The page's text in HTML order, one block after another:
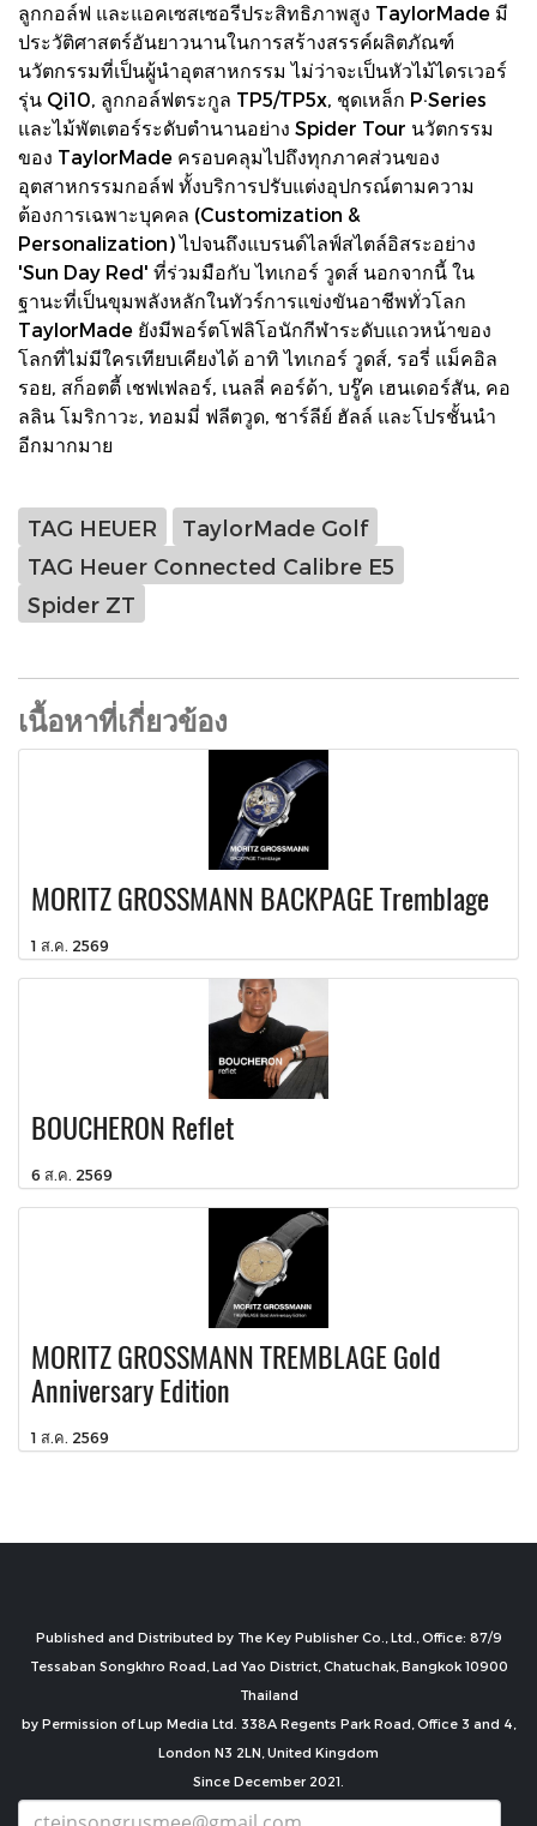
ลูกกอล์ฟ และแอคเซสเซอรีประสิทธิภาพสูง TaylorMade มี
ประวัติศาสตร์อันยาวนานในการสร้างสรรค์ผลิตภัณฑ์
นวัตกรรมที่เป็นผู้นำอุตสาหกรรม ไม่ว่าจะเป็นหัวไม้ไดรเวอร์
รุ่น Qi10, ลูกกอล์ฟตระกูล TP5/TP5x, ชุดเหล็ก P·Series
และไม้พัตเตอร์ระดับตำนานอย่าง Spider Tour นวัตกรรม
ของ TaylorMade ครอบคลุมไปถึงทุกภาคส่วนของ
อุตสาหกรรมกอล์ฟ ทั้งบริการปรับแต่งอุปกรณ์ตามความ
ต้องการเฉพาะบุคคล (Customization &
Personalization) ไปจนถึงแบรนด์ไลฟ์สไตล์อิสระอย่าง
'Sun Day Red' ที่ร่วมมือกับ ไทเกอร์ วูดส์ นอกจากนี้ ใน
ฐานะที่เป็นขุมพลังหลักในทัวร์การแข่งขันอาชีพทั่วโลก
TaylorMade ยังมีพอร์ตโฟลิโอนักกีฬาระดับแถวหน้าของ
โลกที่ไม่มีใครเทียบเคียงได้ อาทิ ไทเกอร์ วูดส์, รอรี่ แม็คอิล
รอย, สก็อตตี้ เชฟเฟลอร์, เนลลี่ คอร์ด้า, บรู๊ค เฮนเดอร์สัน, คอ
ลลิน โมริกาวะ, ทอมมี่ ฟลีตวูด, ชาร์ลีย์ ฮัลล์ และโปรชั้นนำ
อีกมากมาย
TAG HEUER
TaylorMade Golf
TAG Heuer Connected Calibre E5
Spider ZT
เนื้อหาที่เกี่ยวข้อง
MORITZ GROSSMANN BACKPAGE Tremblage
1 ส.ค. 2569
BOUCHERON Reflet
6 ส.ค. 2569
MORITZ GROSSMANN TREMBLAGE Gold
Anniversary Edition
1 ส.ค. 2569
Published and Distributed by The Key Publisher Co., Ltd., Office: 87/9
Tessaban Songkhro Road, Lad Yao District, Chatuchak, Bangkok 10900
Thailand
by Permission of Lup Media Ltd. 338A Regents Park Road, Office 3 and 4,
London N3 2LN, United Kingdom
Since December 2021.